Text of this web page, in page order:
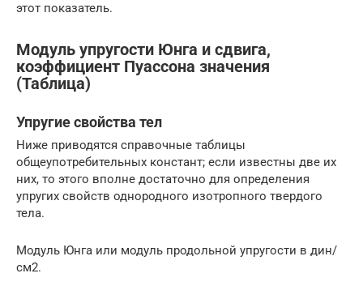
этот показатель.
Модуль упругости Юнга и сдвига,
коэффициент Пуассона значения
(Таблица)
Упругие свойства тел
Ниже приводятся справочные таблицы
общеупотребительных констант; если известны две их
них, то этого вполне достаточно для определения
упругих свойств однородного изотропного твердого
тела.
Модуль Юнга или модуль продольной упругости в дин/
см2.